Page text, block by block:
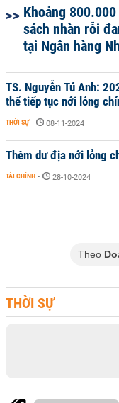
Khoảng
sách nhàn rỗi
tại Ngân hàng
TS. Nguyễn Tú Anh:
thể tiếp tục nới lỏng
THỜI SỰ - 08-11-2024
Thêm dư địa nới lỏng
TÀI CHÍNH - 28-10-2024
Theo
THỜI SỰ